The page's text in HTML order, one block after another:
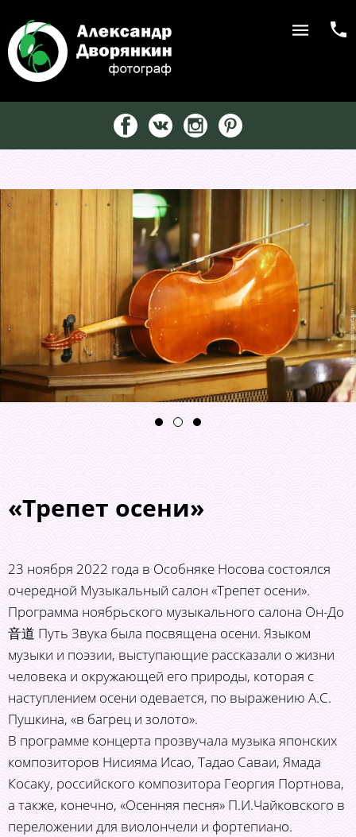
«Трепет осени»
23 ноября 2022 года в Особняке Носова состоялся
очередной Музыкальный салон «Трепет осени».
Программа ноябрьского музыкального салона Он-До
音道 Путь Звука была посвящена осени. Языком
музыки и поэзии, выступающие рассказали о жизни
человека и окружающей его природы, которая с
наступлением осени одевается, по выражению А.С.
Пушкина, «в багрец и золото».
В программе концерта прозвучала музыка японских
композиторов Нисияма Исао, Тадао Саваи, Ямада
Косаку, российского композитора Георгия Портнова,
а также, конечно, «Осенняя песня» П.И.Чайковского в
переложении для виолончели и фортепиано.